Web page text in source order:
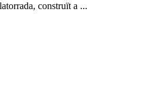
construït a ...